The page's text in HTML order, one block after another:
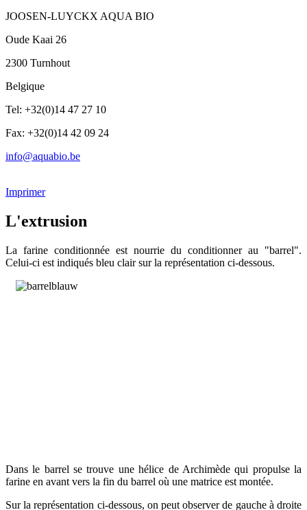
JOOSEN-LUYCKX AQUA BIO
Oude Kaai 26
2300 Turnhout
Belgique
Tel: +32(0)14 47 27 10
Fax: +32(0)14 42 09 24
info@aquabio.be
Imprimer
L'extrusion
La farine conditionnée est nourrie du conditionner au "barrel".
Celui-ci est indiqués bleu clair sur la représentation ci-dessous.
Dans le barrel se trouve une hélice de Archimède qui propulse la
farine en avant vers la fin du barrel où une matrice est montée.
Sur la représentation ci-dessous, on peut observer de gauche à droite